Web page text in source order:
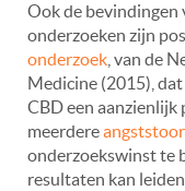
Ook de bevindingen
onderzoeken zijn
onderzoek , van de
Medicine (2015), dat
CBD een
meerdere
onderzoekswinst te
resultaten kan